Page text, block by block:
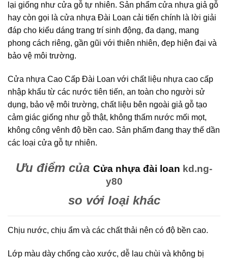
lại giống như cửa gỗ tự nhiên. Sản phẩm cửa nhựa giả gỗ
hay còn gọi là cửa nhựa Đài Loan cải tiến chính là lời giải
đáp cho kiểu dáng trang trí sinh động, đa dạng, mang
phong cách riêng, gần gũi với thiên nhiên, đẹp hiện đại và
bảo vệ môi trường.
Cửa nhựa Cao Cấp Đài Loan với chất liệu nhựa cao cấp
nhập khẩu từ các nước tiên tiến, an toàn cho người sử
dụng, bảo vệ môi trường, chất liệu bên ngoài giả gỗ tạo
cảm giác giống như gỗ thật, không thấm nước mối mọt,
không công vênh độ bền cao. Sản phẩm đang thay thế dần
các loại cửa gỗ tự nhiên.
Ưu điểm của Cửa nhựa đài loan kd.ng-
y80
so với loại khác
Chịu nước, chịu ẩm và các chất thải nên có độ bền cao.
Lớp màu dày chống cào xước, dễ lau chùi và không bị